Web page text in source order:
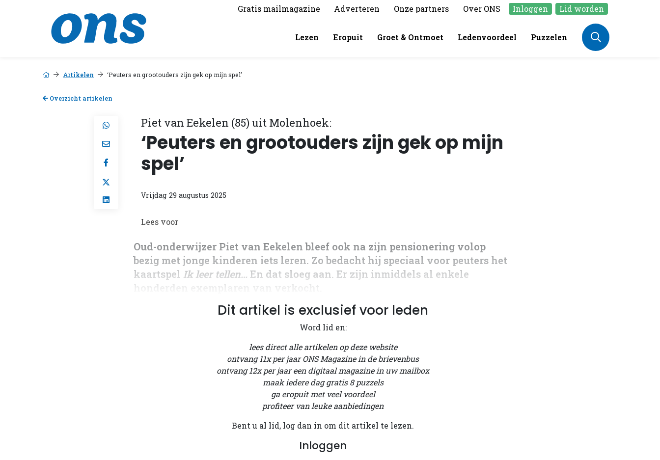
Gratis mailmagazine Adverteren Onze partners Over ONS Inloggen Lid worden
Lezen Eropuit Groet & Ontmoet Ledenvoordeel Puzzelen
Artikelen ‘Peuters en grootouders zijn gek op mijn spel’
Overzicht artikelen
Piet van Eekelen (85) uit Molenhoek:
‘Peuters en grootouders zijn gek op mijn
spel’
Vrijdag 29 augustus 2025
Lees voor
Oud-onderwijzer Piet van Eekelen bleef ook na zijn pensionering volop
bezig met jonge kinderen iets leren. Zo bedacht hij speciaal voor peuters het
kaartspel Ik leer tellen… En dat sloeg aan. Er zijn inmiddels al enkele
honderden exemplaren van verkocht.
Dit artikel is exclusief voor leden
Word lid en:
lees direct alle artikelen op deze website
ontvang 11x per jaar ONS Magazine in de brievenbus
ontvang 12x per jaar een digitaal magazine in uw mailbox
maak iedere dag gratis 8 puzzels
ga eropuit met veel voordeel
profiteer van leuke aanbiedingen
Bent u al lid, log dan in om dit artikel te lezen.
Inloggen